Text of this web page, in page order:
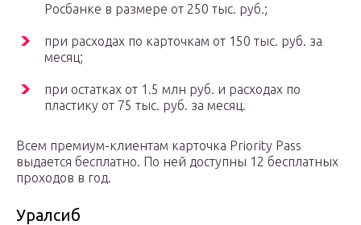
Росбанке в размере от 250 тыс. руб.;
при расходах по карточкам от 150 тыс. руб. за
месяц;
при остатках от 1.5 млн руб. и расходах по
пластику от 75 тыс. руб. за месяц.
Всем премиум-клиентам карточка Priority Pass
выдается бесплатно. По ней доступны 12 бесплатных
проходов в год.
Уралсиб